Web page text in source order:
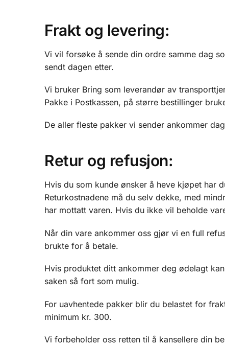
Frakt og levering:
Vi vil forsøke å sende din ordre samme dag
sendt dagen etter.
Vi bruker Bring som leverandør av
Pakke i Postkassen, på større bestillinger
De aller fleste pakker vi sender ankommer
Retur og refusjon:
Hvis du som kunde ønsker å heve kjøpet har
Returkostnadene må du selv dekke, med
har mottatt varen. Hvis du ikke vil beholde
Når din vare ankommer oss gjør vi en full
brukte for å betale.
Hvis produktet ditt ankommer deg ødelagt
saken så fort som mulig.
For uavhentede pakker blir du belastet for
minimum kr. 300.
Vi forbeholder oss retten til å kansellere din